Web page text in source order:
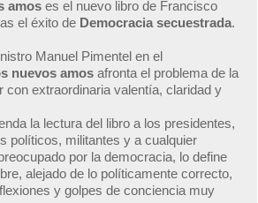
amos es el nuevo libro de Francisco
el éxito de Democracia secuestrada.
Manuel Pimentel en el
nuevos amos afronta el problema de la
con extraordinaria valentía, claridad y
la lectura del libro a los presidentes,
políticos, militantes y a cualquier
por la democracia, lo define
alejado de lo políticamente correcto,
y golpes de conciencia muy